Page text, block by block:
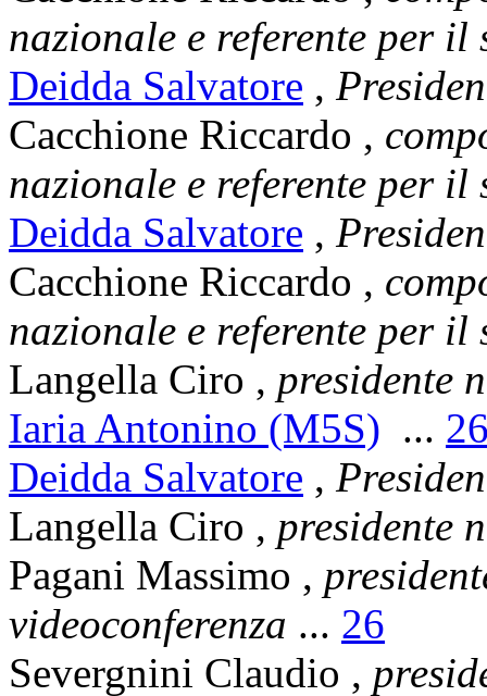
nazionale e referente per
Deidda Salvatore ,
Cacchione Riccardo ,
nazionale e referente per
Deidda Salvatore ,
Cacchione Riccardo ,
nazionale e referente per
Langella Ciro , presidente
Iaria Antonino (M5S) ...
Deidda Salvatore ,
Langella Ciro , presidente
Pagani Massimo ,
videoconferenza ... 26
Severgnini Claudio ,